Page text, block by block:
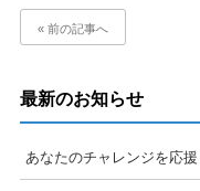
« 前の記事へ
最新のお知らせ
あなたのチャレンジを応